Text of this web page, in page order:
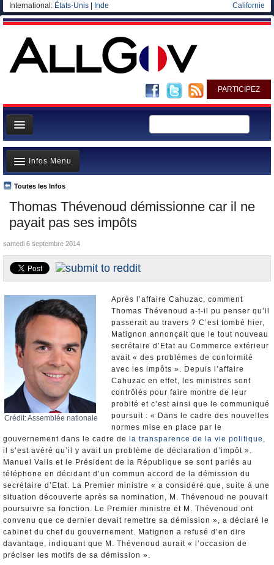
International: États-Unis Inde Californie
PARTICIPEZ
Page d'accueil
Infos
Gouvernement
Ministères/Directions
Blog
Elections européennes
Thomas Thévenoud démissionne car il ne
payait pas ses impôts
Toutes les Infos
Infos Menu
A la Une
Polémiques
Où va l’argent?
La France et le Monde
Nominations et Démissions
Elections européennes
Infos insolites
samedi 6 septembre 2014
Crédit: Assemblée nationale
Après l’affaire Cahuzac, comment
Thomas Thévenoud a-t-il pu penser qu’il
passerait au travers ? C’est tombé hier,
Matignon annonçait que le tout nouveau
secrétaire d’Etat au Commerce extérieur
avait « des problèmes de conformité
avec les impôts ». Depuis l’affaire
Cahuzac en effet, les ministres sont
contrôlés pour faire montre de leur
probité et c’est ainsi que le communiqué
poursuit : « Dans le cadre des nouvelles
normes mise en place par le
gouvernement dans le cadre de
la transparence de la vie politique ,
il s’est avéré qu’il y avait un problème de déclaration d’impôt ».
Manuel Valls et le Président de la République se sont parlés au
téléphone en décidant d’un commun accord de la démission du
secrétaire d’Etat. La Premier ministre « a considéré que, suite à une
situation découverte après sa nomination, M. Thévenoud ne pouvait
poursuivre sa fonction. Le Premier ministre et M. Thévenoud ont
convenu que ce dernier devait remettre sa démission », a déclaré le
cabinet du chef du gouvernement. Matignon a refusé d’en dire
davantage, indiquant que M. Thévenoud aurait « l’occasion de
préciser les motifs de sa démission ».